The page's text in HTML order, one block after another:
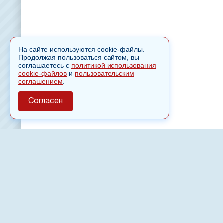
На сайте используются cookie-файлы.
Продолжая пользоваться сайтом, вы
соглашаетесь с политикой использования
cookie-файлов и пользовательским
соглашением
Согласен